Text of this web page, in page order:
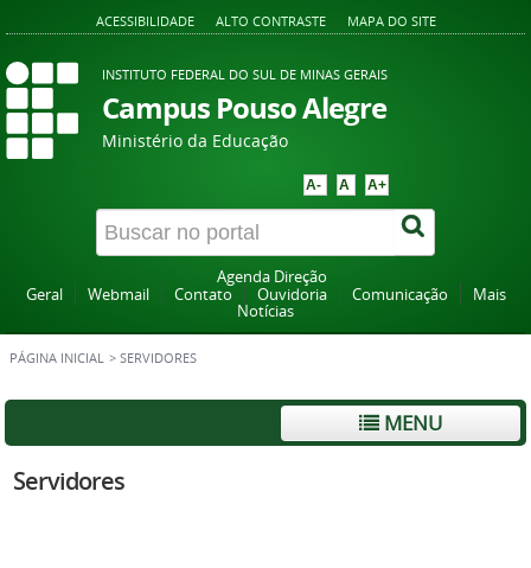
ACESSIBILIDADE ALTO CONTRASTE MAPA DO SITE
INSTITUTO FEDERAL DO SUL DE MINAS GERAIS
Campus Pouso Alegre
Ministério da Educação
A- A A+
Agenda Direção
Geral
Webmail Contato Ouvidoria Comunicação
Mais
Notícias
PÁGINA INICIAL > SERVIDORES
MENU
Servidores